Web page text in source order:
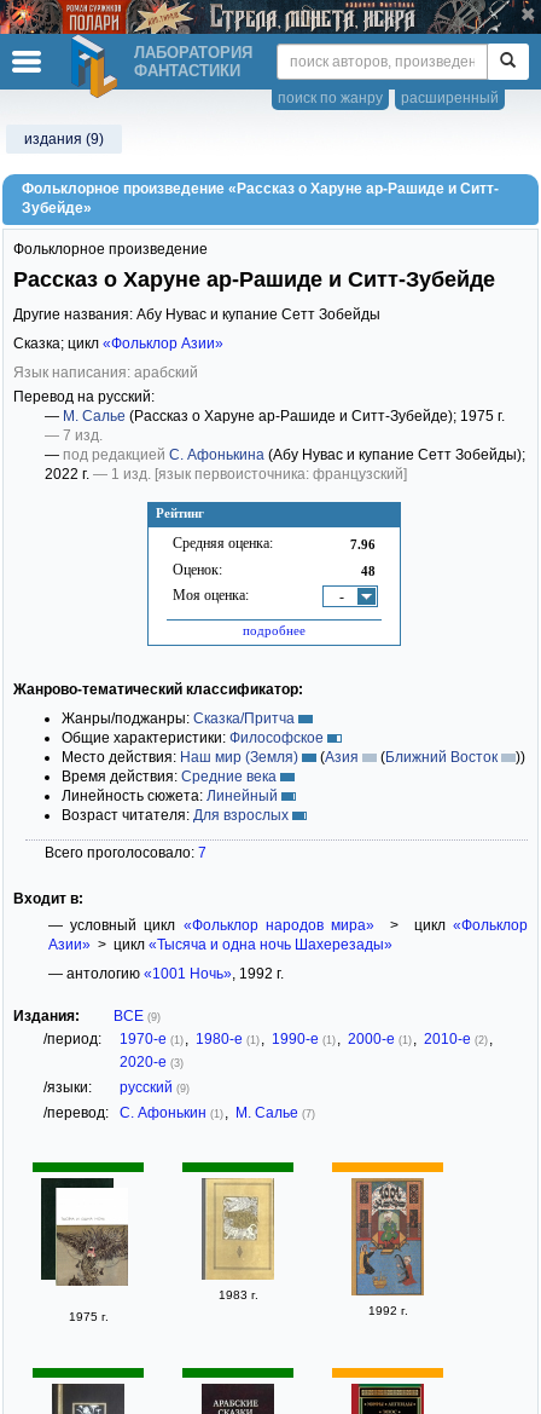
ЛАБОРАТОРИЯ
ФАНТАСТИКИ
расширенный
поиск по жанру
издания (9)
Фольклорное произведение «Рассказ о Харуне ар-Рашиде и Ситт-
Зубейде»
Рейтинг
Средняя оценка: 7.96
Оценок: 48
Моя оценка: -
подробнее
Фольклорное произведение
Рассказ о Харуне ар-Рашиде и Ситт-Зубейде
Другие названия: Абу Нувас и купание Сетт Зобейды
Сказка; цикл «Фольклор Азии»
Язык написания: арабский
Перевод на русский:
— М. Салье (Рассказ о Харуне ар-Рашиде и Ситт-Зубейде); 1975 г.
— 7 изд.
— под редакцией С. Афонькина (Абу Нувас и купание Сетт Зобейды);
2022 г. — 1 изд. [язык первоисточника: французский]
Жанрово-тематический классификатор:
Жанры/поджанры: Сказка/Притча
Общие характеристики: Философское
Место действия: Наш мир (Земля) (Азия (Ближний Восток ))
Время действия: Средние века
Линейность сюжета: Линейный
Возраст читателя: Для взрослых
Всего проголосовало: 7
Входит в:
— условный цикл «Фольклор народов мира» > цикл«Фольклор
Азии»> цикл «Тысяча и одна ночь Шахерезады»
— антологию «1001 Ночь», 1992 г.
Издания: ВСЕ (9)
/период: 1970-е (1) 1980-е (1) 1990-е (1) 2000-е (1) 2010-е (2)
2020-е (3)
/языки: русский (9)
/перевод: С. Афонькин (1) М. Салье (7)
1975 г.
1983 г.
1992 г.